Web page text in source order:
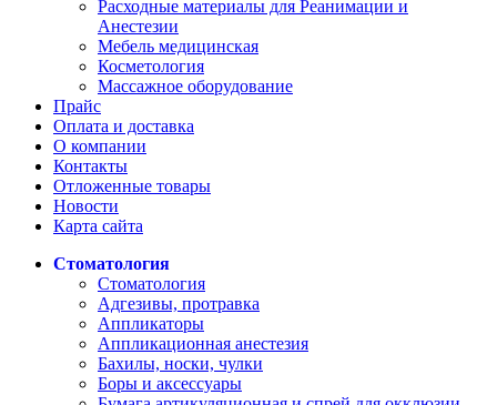
Расходные материалы для Реанимации и
Анестезии
Мебель медицинская
Косметология
Массажное оборудование
Прайс
Оплата и доставка
О компании
Контакты
Отложенные товары
Новости
Карта сайта
Стоматология
Стоматология
Адгезивы, протравка
Аппликаторы
Аппликационная анестезия
Бахилы, носки, чулки
Боры и аксессуары